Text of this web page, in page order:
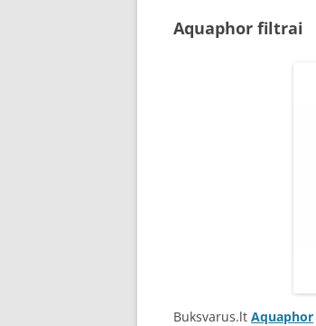
Aquaphor filtrai
Buksvarus.lt Aquaphor